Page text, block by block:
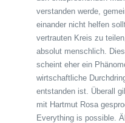
verstanden werde,
einander nicht helfen
vertrauten Kreis zu
absolut menschlich.
scheint eher ein
wirtschaftliche
entstanden ist. Überall
mit Hartmut Rosa
Everything is possible.